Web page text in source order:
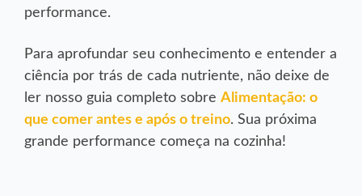
performance.
Para aprofundar seu conhecimento e entender a
ciência por trás de cada nutriente, não deixe de
ler nosso guia completo sobre Alimentação: o
que comer antes e após o treino. Sua próxima
grande performance começa na cozinha!